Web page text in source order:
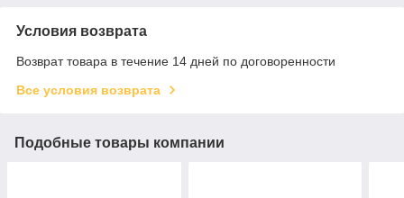
Условия возврата
Возврат товара в течение 14 дней по договоренности
Все условия возврата
Подобные товары компании